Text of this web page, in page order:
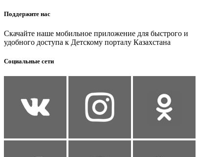
Поддержите нас
Скачайте наше мобильное приложение для быстрого и
удобного доступа к Детскому порталу Казахстана
Социальные сети